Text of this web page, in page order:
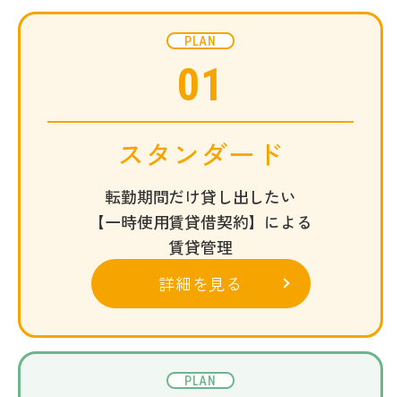
PLAN
01
スタンダード
転勤期間だけ貸し出したい
【一時使用賃貸借契約】による
賃貸管理
詳細を見る
PLAN